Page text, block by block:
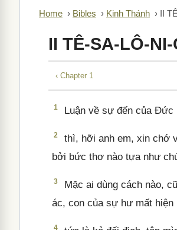
Home › Bibles › Kinh Thánh › II
II TÊ-SA-LÔ-NI-
‹ Chapter 1
1 Luận về sự đến của Đức
2
thì, hỡi anh em, xin chớ
bởi bức thơ nào tựa như
3
Mặc ai dùng cách nào,
ác, con của sự hư mất hiện
4